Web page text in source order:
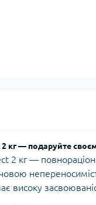
кг — подаруйте
2 кг —
високу